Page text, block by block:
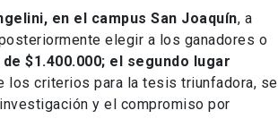
en el campus San Joaquín, a
elegir a los ganadores o
$1.400.000; el segundo lugar
los criterios para la tesis triunfadora, se
y el compromiso por